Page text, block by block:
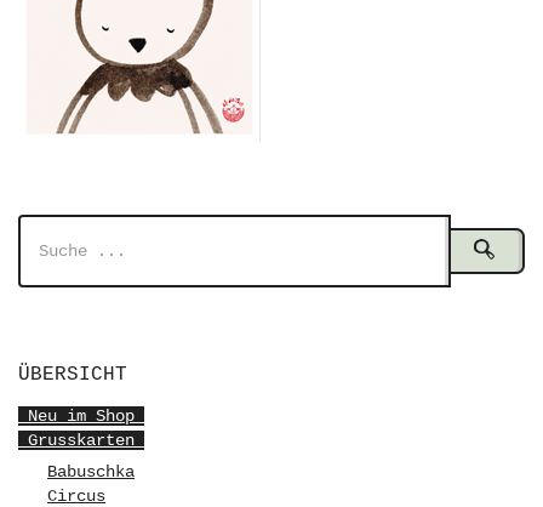
ÜBERSICHT
Neu im Shop
Grusskarten
Babuschka
Circus